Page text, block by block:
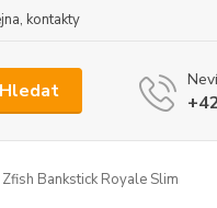
kontakty
Hledat
Bankstick Royale Slim